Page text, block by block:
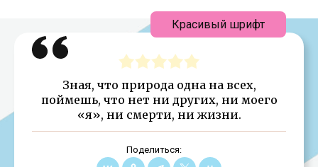
Зная, что природа одна на всех,
поймешь, что нет ни других, ни моего
«я», ни смерти, ни жизни.
Поделиться:
Красивый шрифт